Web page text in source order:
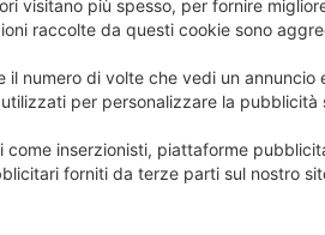
visitano più spesso, per fornire
raccolte da questi cookie sono
numero di volte che vedi un
per personalizzare la pubblicità
inserzionisti, piattaforme
forniti da terze parti sul nostro